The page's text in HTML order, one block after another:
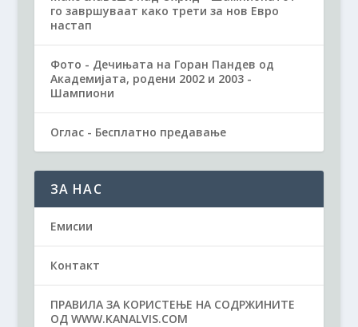
го завршуваат како трети за нов Евро
настап
Фото - Дечињата на Горан Пандев од
Академијата, родени 2002 и 2003 -
Шампиони
Оглас - Бесплатно предавање
ЗА НАС
Емисии
Контакт
ПРАВИЛА ЗА КОРИСТЕЊЕ НА СОДРЖИНИТЕ
ОД WWW.KANALVIS.COM